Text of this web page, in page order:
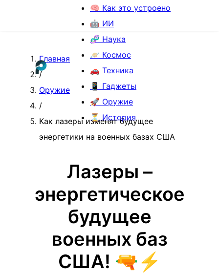
🧠 Как это устроено
🤖 ИИ
🧬 Наука
🪐 Космос
🚗 Техника
📱 Гаджеты
🚀 Оружие
⏳ История
Главная
/
Оружие
/
Как лазеры изменят будущее
энергетики на военных базах США
Лазеры –
энергетическое
будущее
военных баз
США! 🔫⚡️